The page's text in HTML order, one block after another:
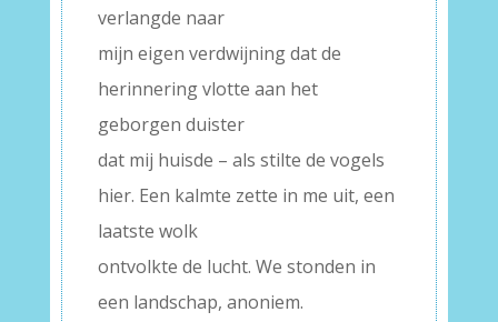
verlangde naar
mijn eigen verdwijning dat de
herinnering vlotte aan het
geborgen duister
dat mij huisde – als stilte de vogels
hier. Een kalmte zette in me uit, een
laatste wolk
ontvolkte de lucht. We stonden in
een landschap, anoniem.